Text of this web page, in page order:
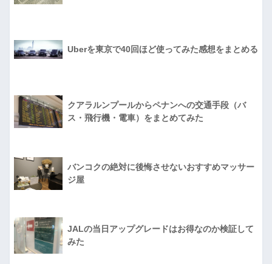
Uberを東京で40回ほど使ってみた感想をまとめる
クアラルンプールからペナンへの交通手段（バ
ス・飛行機・電車）をまとめてみた
バンコクの絶対に後悔させないおすすめマッサー
ジ屋
JALの当日アップグレードはお得なのか検証して
みた